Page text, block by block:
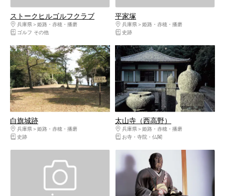
ストークヒルゴルフクラブ
兵庫県
姫路・赤穂・播磨
ゴルフ その他
平家塚
兵庫県
姫路・赤穂・播磨
史跡
白旗城跡
兵庫県
姫路・赤穂・播磨
史跡
太山寺（西高野）
兵庫県
姫路・赤穂・播磨
お寺・寺院・仏閣